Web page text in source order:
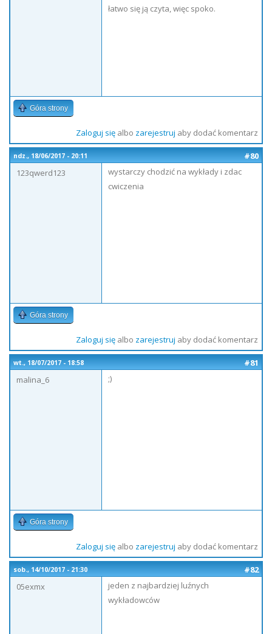
łatwo się ją czyta, więc spoko.
Góra strony
Zaloguj sięalbo zarejestruj aby dodać komentarz
ndz., 18/06/2017 - 20:11
#80
123qwerd123
wystarczy chodzić na wykłady i zdac
cwiczenia
Góra strony
Zaloguj sięalbo zarejestruj aby dodać komentarz
wt., 18/07/2017 - 18:58
#81
malina_6
;)
Góra strony
Zaloguj sięalbo zarejestruj aby dodać komentarz
sob., 14/10/2017 - 21:30
#82
05exmx
jeden z najbardziej luźnych
wykładowców